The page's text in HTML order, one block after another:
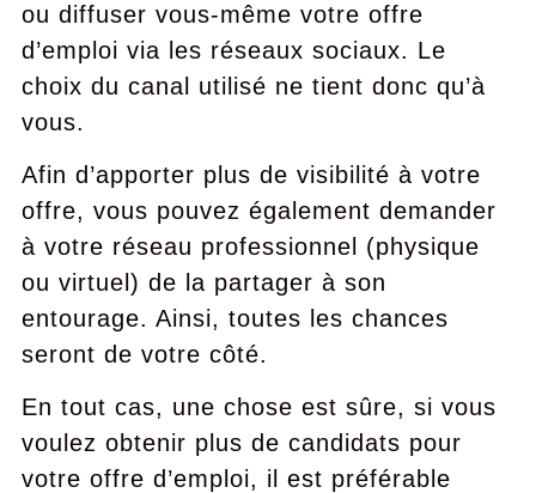
ou diffuser vous-même votre offre
d’emploi via les réseaux sociaux. Le
choix du canal utilisé ne tient donc qu’à
vous.
Afin d’apporter plus de visibilité à votre
offre, vous pouvez également demander
à votre réseau professionnel (physique
ou virtuel) de la partager à son
entourage. Ainsi, toutes les chances
seront de votre côté.
En tout cas, une chose est sûre, si vous
voulez obtenir plus de candidats pour
votre offre d’emploi, il est préférable